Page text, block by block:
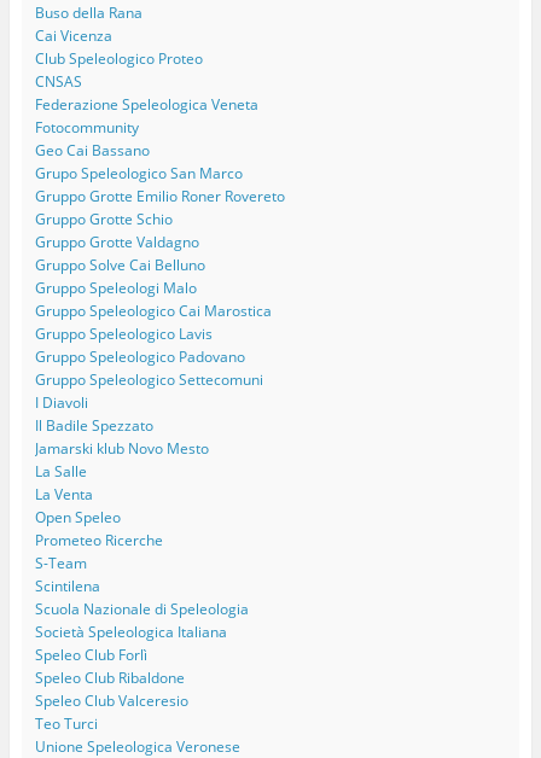
Buso della Rana
Cai Vicenza
Club Speleologico Proteo
CNSAS
Federazione Speleologica Veneta
Fotocommunity
Geo Cai Bassano
Grupo Speleologico San Marco
Gruppo Grotte Emilio Roner Rovereto
Gruppo Grotte Schio
Gruppo Grotte Valdagno
Gruppo Solve Cai Belluno
Gruppo Speleologi Malo
Gruppo Speleologico Cai Marostica
Gruppo Speleologico Lavis
Gruppo Speleologico Padovano
Gruppo Speleologico Settecomuni
I Diavoli
Il Badile Spezzato
Jamarski klub Novo Mesto
La Salle
La Venta
Open Speleo
Prometeo Ricerche
S-Team
Scintilena
Scuola Nazionale di Speleologia
Società Speleologica Italiana
Speleo Club Forlì
Speleo Club Ribaldone
Speleo Club Valceresio
Teo Turci
Unione Speleologica Veronese